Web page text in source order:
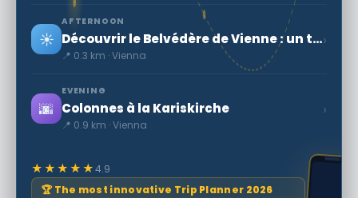
☀️
AFTERNOON
Découvrir le Belvédère de Vienne : un trésor culturel autrichien
📍 0.3 km · Vienna
›
🌆
EVENING
Colonnes à la Kariskirche
📍 0.9 km · Vienna
›
★★★★★4.9
🏆 The most innovative Trip Planner 2026